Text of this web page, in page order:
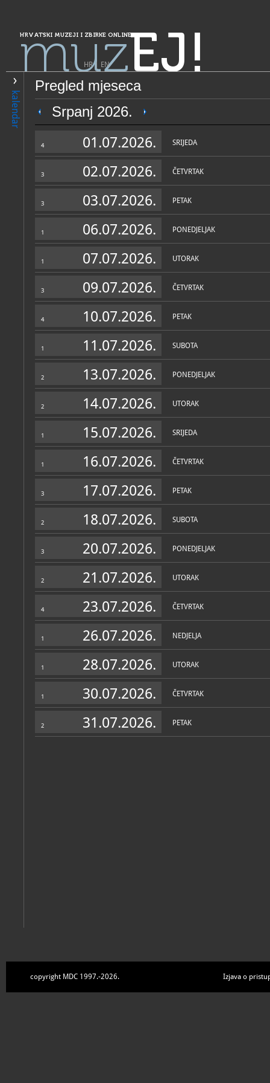
HRVATSKI MUZEJI I ZBIRKE ONLINE
muzEJ!
HR| EN
kalendar
Pregled mjeseca
Srpanj 2026.
4 01.07.2026. SRIJEDA
3 02.07.2026. ČETVRTAK
3 03.07.2026. PETAK
1 06.07.2026. PONEDJELJAK
1 07.07.2026. UTORAK
3 09.07.2026. ČETVRTAK
4 10.07.2026. PETAK
1 11.07.2026. SUBOTA
2 13.07.2026. PONEDJELJAK
2 14.07.2026. UTORAK
1 15.07.2026. SRIJEDA
1 16.07.2026. ČETVRTAK
3 17.07.2026. PETAK
2 18.07.2026. SUBOTA
3 20.07.2026. PONEDJELJAK
2 21.07.2026. UTORAK
4 23.07.2026. ČETVRTAK
1 26.07.2026. NEDJELJA
1 28.07.2026. UTORAK
1 30.07.2026. ČETVRTAK
2 31.07.2026. PETAK
PRETRAŽIVANJE
Grad Zagreb
Grafička zbirka NSK
OPĆI PODACI
Zbirke
copyright MDC 1997.-2026. Izjava o